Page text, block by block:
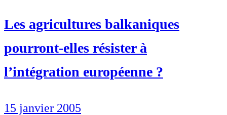
Les agricultures balkaniques
pourront-elles résister à
l’intégration européenne ?
15 janvier 2005